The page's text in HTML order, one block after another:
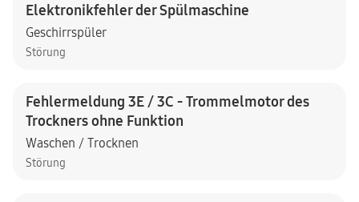
Elektronikfehler der Spülmaschine
Geschirrspüler
Störung
Fehlermeldung 3E / 3C - Trommelmotor des
Trockners ohne Funktion
Waschen / Trocknen
Störung